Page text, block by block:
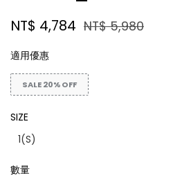
NT$ 4,784 NT$ 5,980
適用優惠
SALE 20% OFF
SIZE
數量